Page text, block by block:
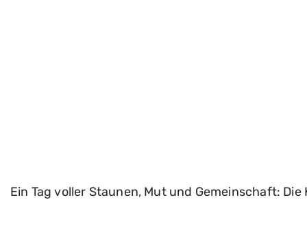
Ein Tag voller Staunen, Mut und Gemeinschaft: